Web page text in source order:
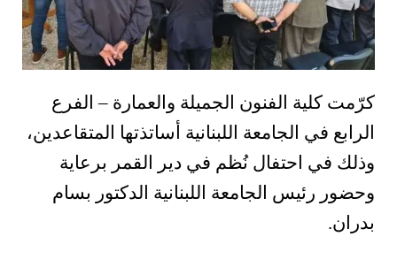
كرّمت كلية الفنون الجميلة والعمارة – الفرع
الرابع في الجامعة اللبنانية أساتذتها المتقاعدين،
وذلك في احتفال نُظم في دير القمر برعاية
وحضور رئيس الجامعة اللبنانية الدكتور بسام
بدران.